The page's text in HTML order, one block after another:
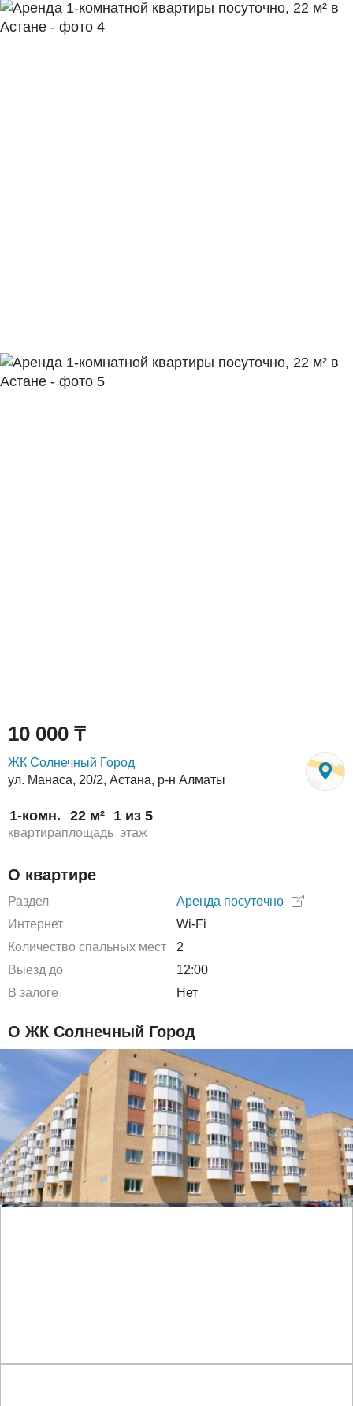
10 000 ₸
ЖК Солнечный Город
ул. Манаса, 20/2, Астана, р-н Алматы
1-комн.
квартира
22 м²
площадь
1 из 5
этаж
О квартире
Раздел
Аренда посуточно
Интернет
Wi-Fi
Количество спальных мест
2
Выезд до
12:00
В залоге
Нет
О ЖК Солнечный Город